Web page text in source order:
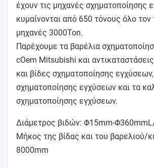
έχουν τις μηχανές σχηματοποίησης
κυμαίνονται από 650 τόνους όλο
μηχανές 3000Ton.
Παρέχουμε τα βαρέλια
cOem Mitsubishi και
και βίδες σχηματοποίησης
σχηματοποίησης εγχύσεων και τα
σχηματοποίησης εγχύσεων.
Διάμετρος βιδών: Φ15mm-
Μήκος της βίδας και του βαρελιού/
8000mm